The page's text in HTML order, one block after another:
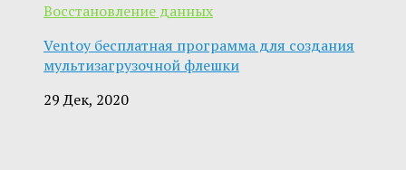
Восстановление данных
Ventoy бесплатная программа для создания
мультизагрузочной флешки
29 Дек, 2020